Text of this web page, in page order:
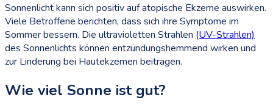
Sonnenlicht kann sich positiv auf atopische Ekzeme auswirken.
Viele Betroffene berichten, dass sich ihre Symptome im
Sommer bessern. Die ultravioletten Strahlen (UV-Strahlen)
des Sonnenlichts können entzündungshemmend wirken und
zur Linderung bei Hautekzemen beitragen.
Wie viel Sonne ist gut?